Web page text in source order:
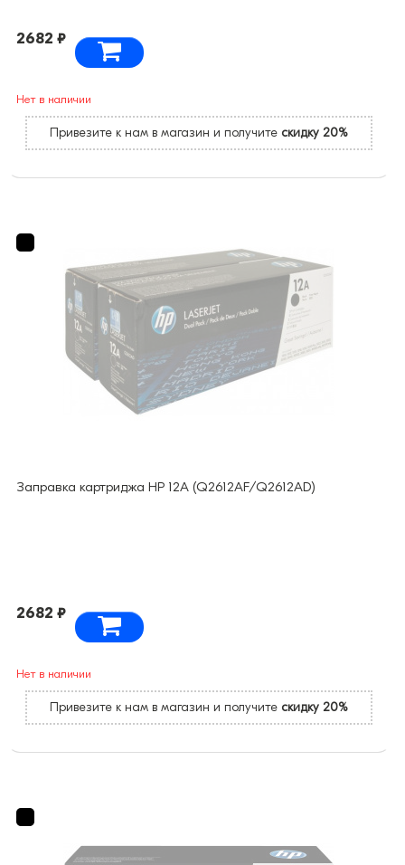
2682 ₽
Нет в наличии
Привезите к нам в магазин и получите скидку 20%
Заправка картриджа HP 12A (Q2612AF/Q2612AD)
2682 ₽
Нет в наличии
Привезите к нам в магазин и получите скидку 20%